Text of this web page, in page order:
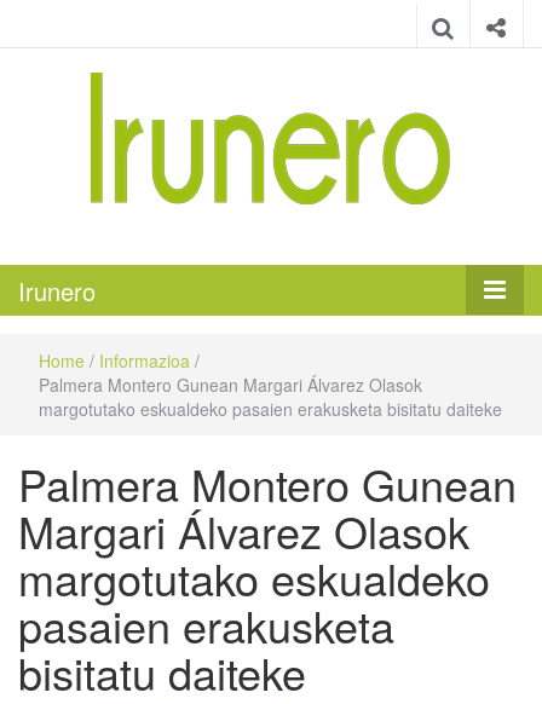
Irunero
Home / Informazioa /
Palmera Montero Gunean Margari Álvarez Olasok
margotutako eskualdeko pasaien erakusketa bisitatu daiteke
Palmera Montero Gunean
Margari Álvarez Olasok
margotutako eskualdeko
pasaien erakusketa
bisitatu daiteke